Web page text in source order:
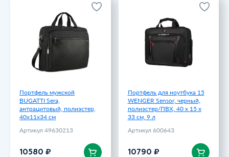
Портфель мужской
BUGATTI Sera,
антрацитовый, полиэстер,
40х11х34 см
Артикул 49630213
10580 ₽
Портфель мужской
BUGATTI Sera,
антрацитовый, полиэстер,
40х11х34 см
Артикул 49630213
10580 ₽
В корзину
Портфель для ноутбука 15
WENGER Sensor, черный,
полиэстер/ПВХ, 40 x 15 x
33 см, 9 л
Артикул 600643
10790 ₽
Портфель для ноутбука 15
WENGER Sensor, черный,
полиэстер/ПВХ, 40 x 15 x
33 см, 9 л
Артикул 600643
10790 ₽
В корзину